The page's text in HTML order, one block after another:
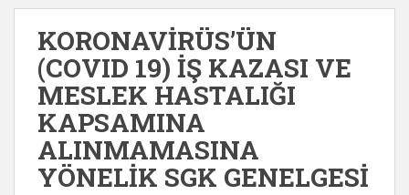
KORONAVİRÜS’ÜN
(COVID 19) İŞ KAZASI VE
MESLEK HASTALIĞI
KAPSAMINA
ALINMAMASINA
YÖNELİK SGK GENELGESİ